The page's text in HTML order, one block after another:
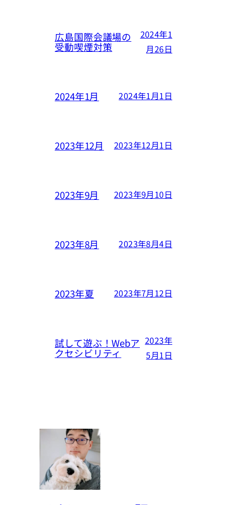
広島国際会議場の
受動喫煙対策
2024年1
月26日
2024年1月 2024年1月1日
2023年12月 2023年12月1日
2023年9月 2023年9月10日
2023年8月 2023年8月4日
2023年夏 2023年7月12日
試して遊ぶ！Webア
クセシビリティ
2023年
5月1日